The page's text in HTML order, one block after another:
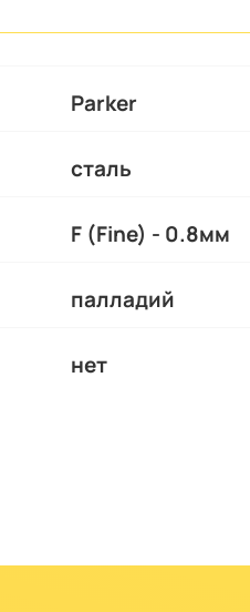
Parker
сталь
F (Fine) - 0.8мм
палладий
нет